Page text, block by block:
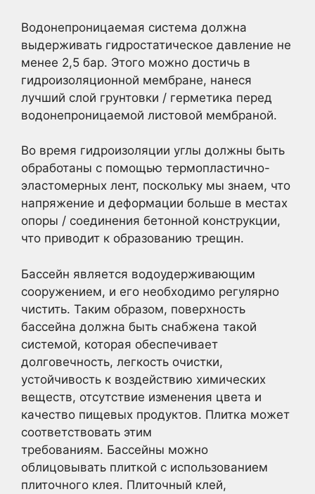
Водонепроницаемая система должна
выдерживать гидростатическое давление не
менее 2,5 бар. Этого можно достичь в
гидроизоляционной мембране, нанеся
лучший слой грунтовки / герметика перед
водонепроницаемой листовой мембраной.
Во время гидроизоляции углы должны быть
обработаны с помощью термопластично-
эластомерных лент, поскольку мы знаем, что
напряжение и деформации больше в местах
опоры / соединения бетонной конструкции,
что приводит к образованию трещин.
Бассейн является водоудерживающим
сооружением, и его необходимо регулярно
чистить. Таким образом, поверхность
бассейна должна быть снабжена такой
системой, которая обеспечивает
долговечность, легкость очистки,
устойчивость к воздействию химических
веществ, отсутствие изменения цвета и
качество пищевых продуктов. Плитка может
соответствовать этим
требованиям. Бассейны можно
облицовывать плиткой с использованием
плиточного клея. Плиточный клей,